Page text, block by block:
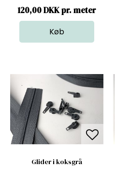
120,00 DKK pr. meter
Glider i koksgrå